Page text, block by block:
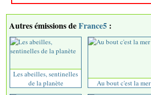
Autres émissions deFrance5 :
Les abeilles, sentinelles
de la planète
Au bout c'est la mer